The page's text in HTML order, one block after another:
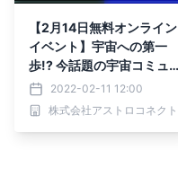
【2月14日無料オンライン
イベント】宇宙への第一
歩!? 今話題の宇宙コミュ
ニティ『ABLab』トーク
イベント ABLab代表
伊藤真之氏をゲストに迎え
2022-02-11 12:00
株式会社アストロコネクト